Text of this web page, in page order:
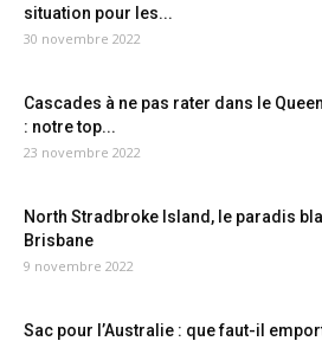
situation pour les...
30 novembre 2022
Cascades à ne pas rater dans le
: notre top...
23 novembre 2022
North Stradbroke Island, le paradis
Brisbane
9 novembre 2022
Sac pour l’Australie : que faut-il